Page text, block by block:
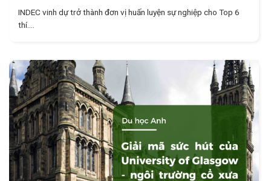
INDEC vinh dự trở thành đơn vị huấn luyện sự nghiệp cho Top 6
thí....